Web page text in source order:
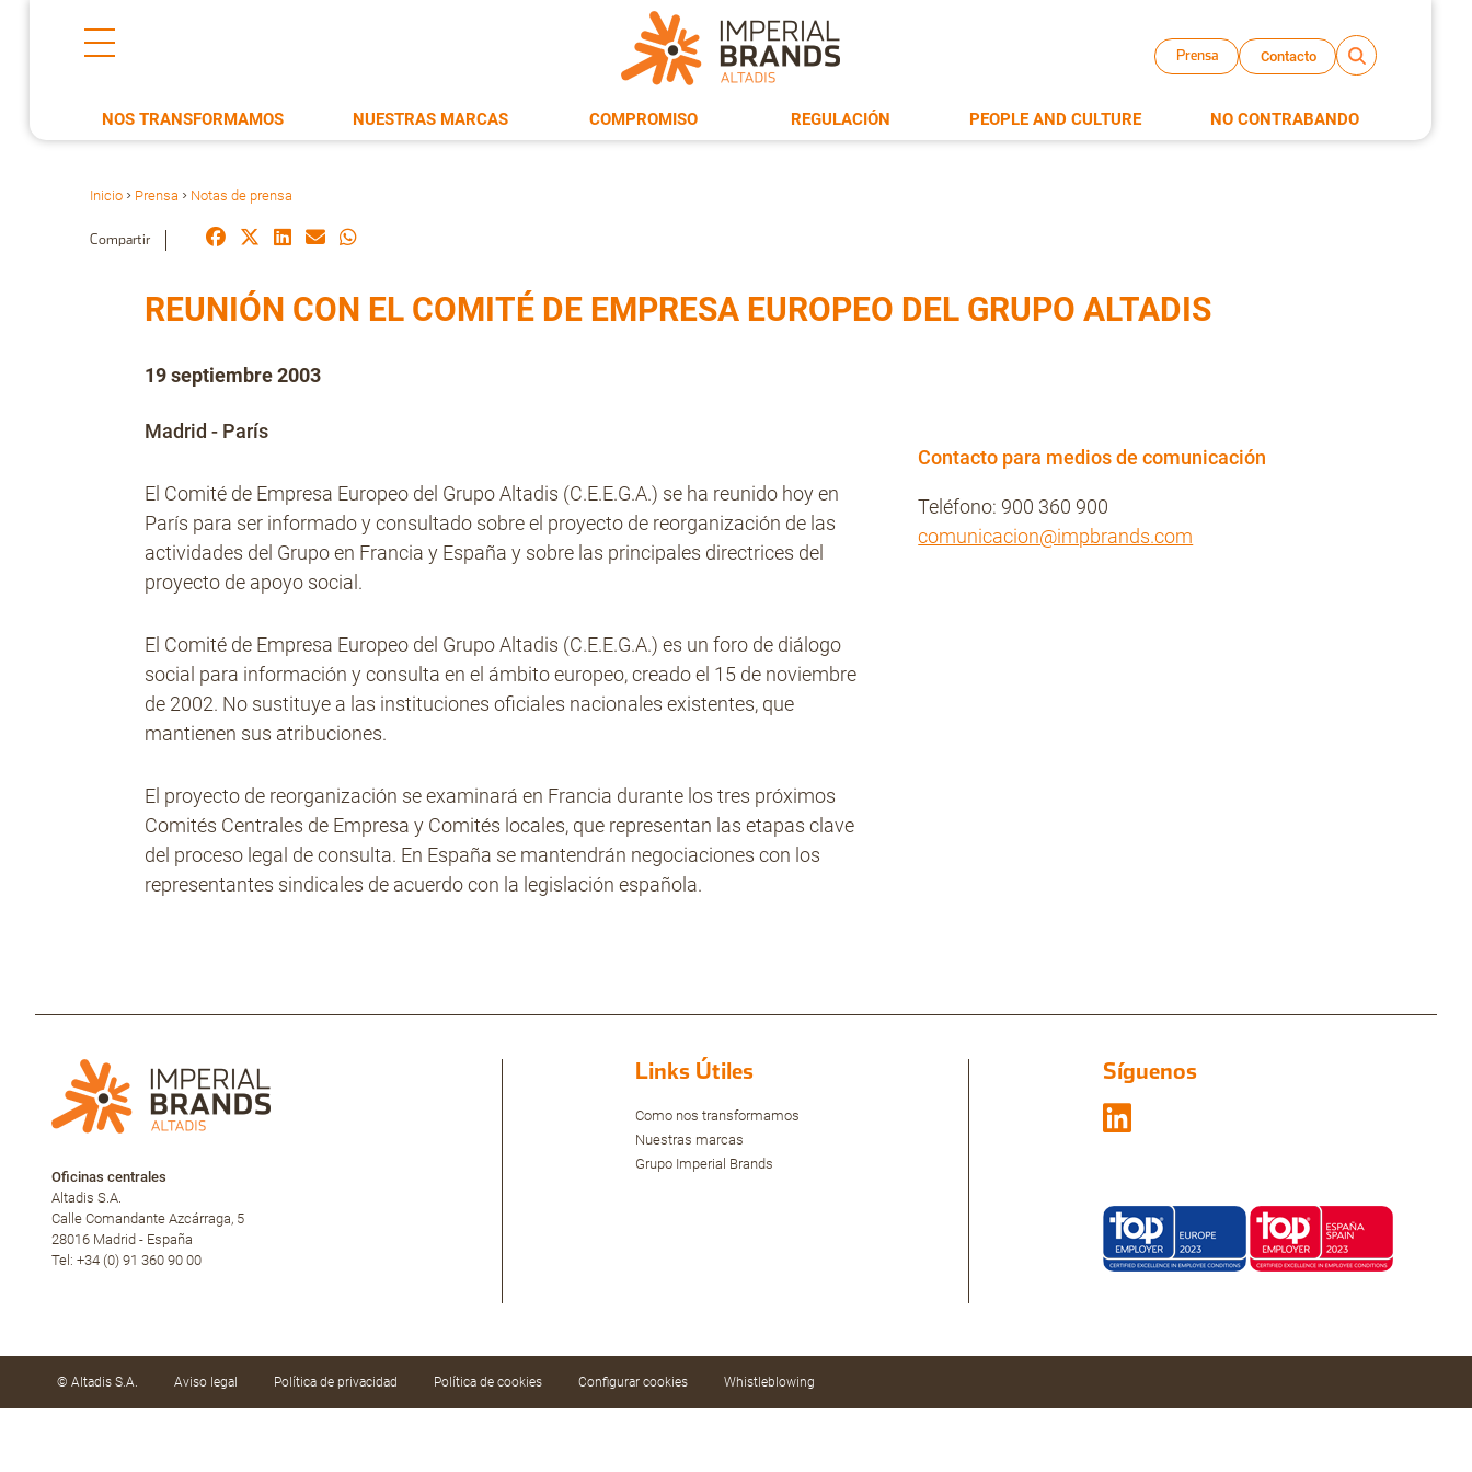
Prensa Contacto
NOS TRANSFORMAMOS NUESTRAS MARCAS COMPROMISO REGULACIÓN PEOPLE AND CULTURE NO CONTRABANDO
Inicio > Prensa > Notas de prensa
Compartir
REUNIÓN CON EL COMITÉ DE EMPRESA EUROPEO DEL GRUPO ALTADIS
19 septiembre 2003
Madrid - París
El Comité de Empresa Europeo del Grupo Altadis (C.E.E.G.A.) se ha reunido hoy en
París para ser informado y consultado sobre el proyecto de reorganización de las
actividades del Grupo en Francia y España y sobre las principales directrices del
proyecto de apoyo social.
El Comité de Empresa Europeo del Grupo Altadis (C.E.E.G.A.) es un foro de diálogo
social para información y consulta en el ámbito europeo, creado el 15 de noviembre
de 2002. No sustituye a las instituciones oficiales nacionales existentes, que
mantienen sus atribuciones.
El proyecto de reorganización se examinará en Francia durante los tres próximos
Comités Centrales de Empresa y Comités locales, que representan las etapas clave
del proceso legal de consulta. En España se mantendrán negociaciones con los
representantes sindicales de acuerdo con la legislación española.
Contacto para medios de comunicación
Teléfono: 900 360 900
comunicacion@impbrands.com
Oficinas centrales
Altadis S.A.
Calle Comandante Azcárraga, 5
28016 Madrid - España
Tel: +34 (0) 91 360 90 00
Links Útiles
Como nos transformamos
Nuestras marcas
Grupo Imperial Brands
Síguenos
© Altadis S.A. Aviso legal Política de privacidad Política de cookies Configurar cookies Whistleblowing